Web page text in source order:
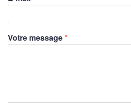
Votre message*